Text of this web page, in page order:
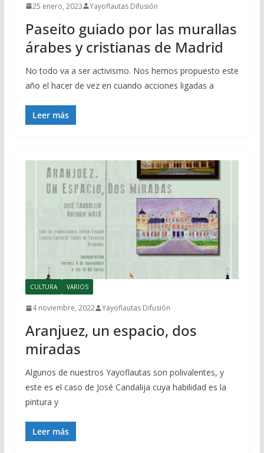
25 enero, 2023 Yayoflautas Difusión
Paseito guiado por las murallas
árabes y cristianas de Madrid
No todo va a ser activismo. Nos hemos propuesto este
año el hacer de vez en cuando acciones ligadas a
Leer más
CULTURA VARIOS
4 noviembre, 2022 Yayoflautas Difusión
Aranjuez, un espacio, dos
miradas
Algunos de nuestros Yayoflautas son polivalentes, y
este es el caso de José Candalija cuya habilidad es la
pintura y
Leer más